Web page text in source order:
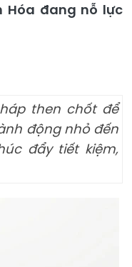
Hóa đang nỗ lực
then chốt để
động nhỏ đến
đẩy tiết kiệm,